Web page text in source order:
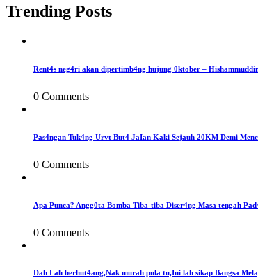
Trending Posts
Rent4s neg4ri akan dipertimb4ng hujung 0ktober –
0 Comments
Pas4ngan Tuk4ng Urvt But4 JaIan Kaki Sejauh 20KM Demi
0 Comments
Apa Punca? Angg0ta Bomba Tiba-tiba Diser4ng Masa tengah
0 Comments
Dah Lah berhut4ang,Nak murah pula tu,Ini lah sikap Bangsa